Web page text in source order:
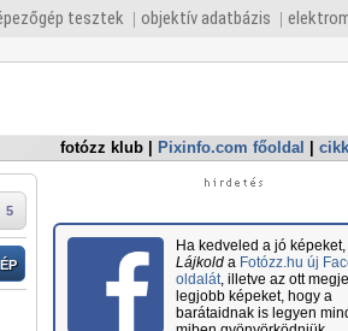
tesztek objektív adatbázis
fotózz klub Pixinfo.com főoldal
5
Ha kedveled a jó
Lájkolda Fotózz.hu új
oldalát, illetve az ott
legjobb képeket, hogy a
barátaidnak is legyen